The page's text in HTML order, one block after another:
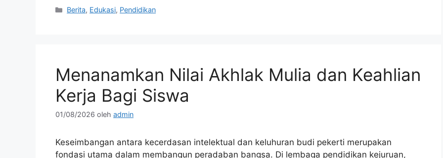
Kategori
Berita, Edukasi, Pendidikan
Menanamkan Nilai Akhlak Mulia dan Keahlian
Kerja Bagi Siswa
01/08/2026 oleh admin
Keseimbangan antara kecerdasan intelektual dan keluhuran budi pekerti merupakan
fondasi utama dalam membangun peradaban bangsa. Di lembaga pendidikan kejuruan,